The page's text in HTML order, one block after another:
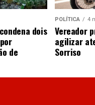
dois
de
POLÍTICA 4
Vereador
agilizar
Sorriso